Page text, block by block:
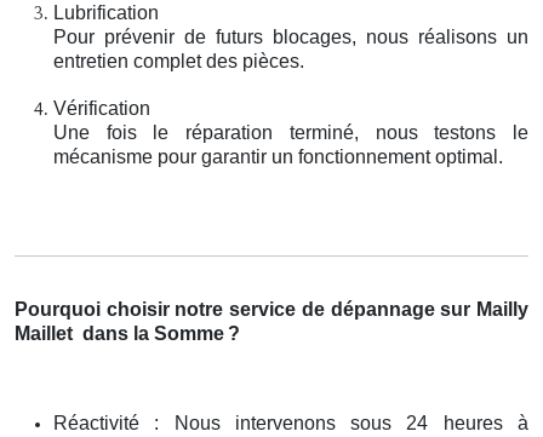
Lubrification
Pour prévenir de futurs blocages, nous réalisons un
entretien complet des pièces.
Vérification
Une fois le réparation terminé, nous testons le
mécanisme pour garantir un fonctionnement optimal.
Pourquoi choisir notre service de dépannage sur Mailly
Maillet dans la Somme ?
Réactivité : Nous intervenons sous 24 heures à